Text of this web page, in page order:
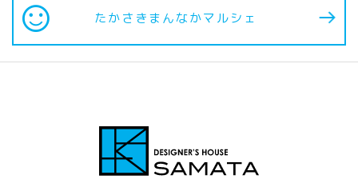
sentiment_satisfied たかさきまんなかマルシェ